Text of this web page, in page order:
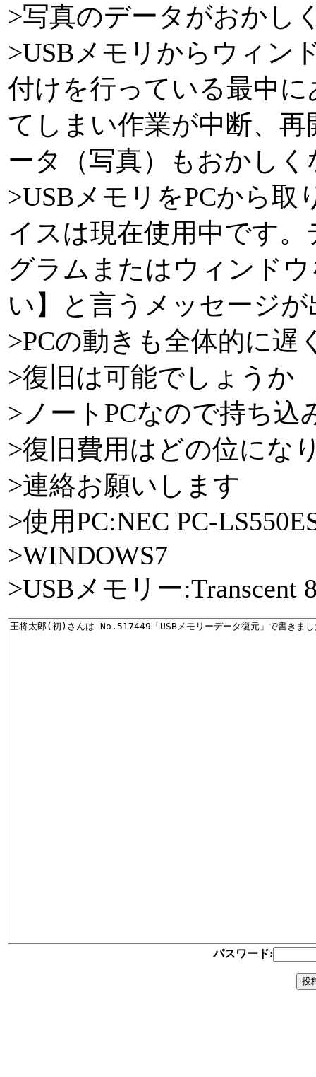
>写真のデータがおかし
>USBメモリからウィン
付けを行っている最中
てしまい作業が中断、
ータ（写真）もおかし
>USBメモリをPCから
イスは現在使用中です
グラムまたはウィンド
い】と言うメッセージが
>PCの動きも全体的に遅
>復旧は可能でしょうか
>ノートPCなので持ち込
>復旧費用はどの位にな
>連絡お願いします
>使用PC:NEC PC-
>WINDOWS7
>USBメモリー:Transcent
パスワード: